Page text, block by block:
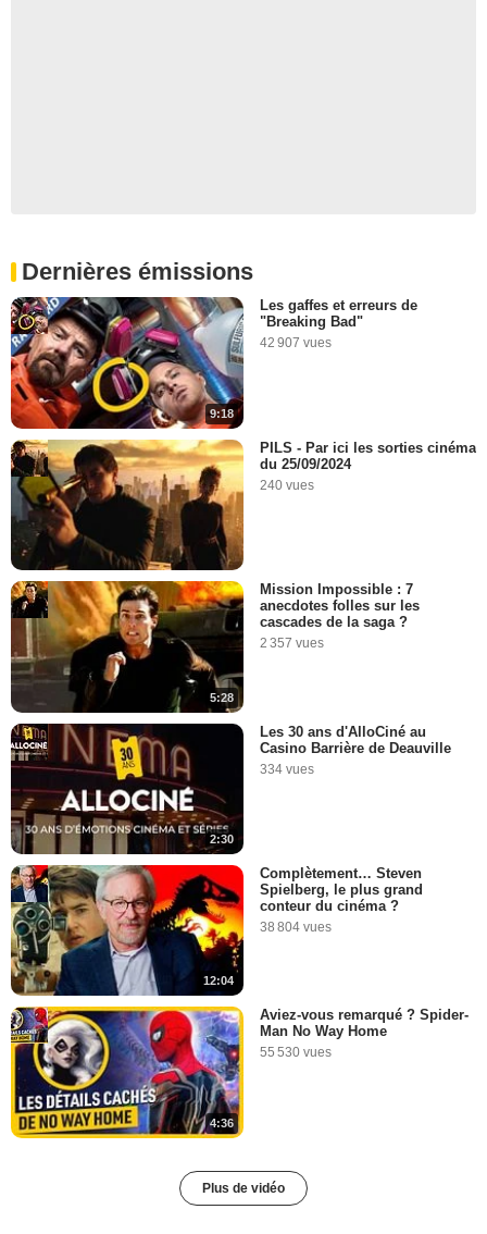
Dernières émissions
9:18
Les gaffes et erreurs de
"Breaking Bad"
42 907 vues
PILS - Par ici les sorties cinéma
du 25/09/2024
240 vues
5:28
Mission Impossible : 7
anecdotes folles sur les
cascades de la saga ?
2 357 vues
2:30
Les 30 ans d'AlloCiné au
Casino Barrière de Deauville
334 vues
12:04
Complètement… Steven
Spielberg, le plus grand
conteur du cinéma ?
38 804 vues
4:36
Aviez-vous remarqué ? Spider-
Man No Way Home
55 530 vues
Plus de vidéo